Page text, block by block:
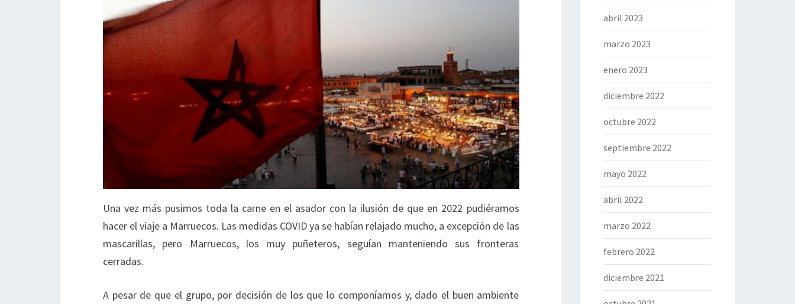
Una vez más pusimos toda la carne en el asador con la ilusión de que en 2022 pudiéramos
hacer el viaje a Marruecos. Las medidas COVID ya se habían relajado mucho, a excepción de las
mascarillas, pero Marruecos, los muy puñeteros, seguían manteniendo sus fronteras
cerradas.
A pesar de que el grupo, por decisión de los que lo componíamos y, dado el buen ambiente
abril 2023
marzo 2023
enero 2023
diciembre 2022
octubre 2022
septiembre 2022
mayo 2022
abril 2022
marzo 2022
febrero 2022
diciembre 2021